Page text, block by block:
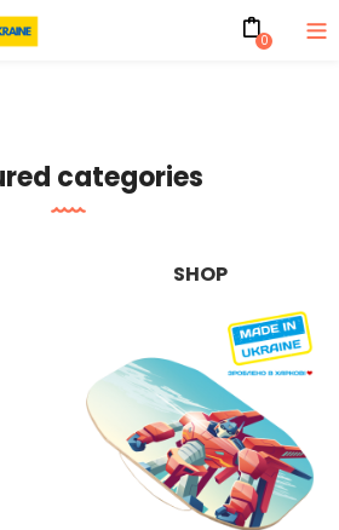
0
categories
SHOP